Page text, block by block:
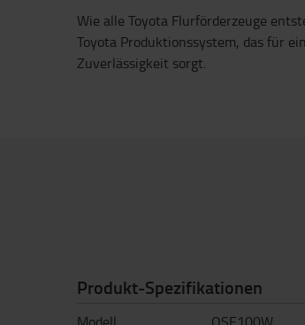
Wie alle Toyota Flurförderzeuge
Toyota Produktionssystem, das für
Zuverlässigkeit sorgt.
Produkt-Spezifikationen